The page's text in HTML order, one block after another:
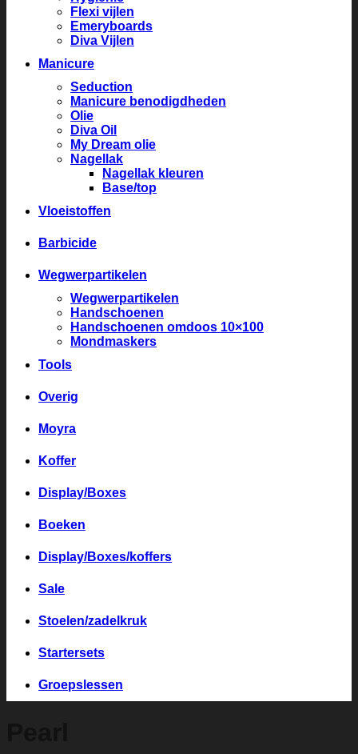
Flexi vijlen
Emeryboards
Diva Vijlen
Manicure
Seduction
Manicure benodigdheden
Olie
Diva Oil
My Dream olie
Nagellak
Nagellak kleuren
Base/top
Vloeistoffen
Barbicide
Wegwerpartikelen
Wegwerpartikelen
Handschoenen
Handschoenen omdoos 10×100
Mondmaskers
Tools
Overig
Moyra
Koffer
Display/Boxes
Boeken
Display/Boxes/koffers
Sale
Stoelen/zadelkruk
Startersets
Groepslessen